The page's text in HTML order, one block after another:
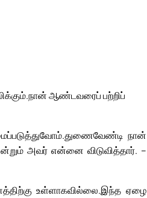
நான் ஆண்டவரைப் பற்றிப்
துணைவேண்டி நான்
அவர் என்னை விடுவித்தார். –
உள்ளாகவில்லை.இந்த ஏழை